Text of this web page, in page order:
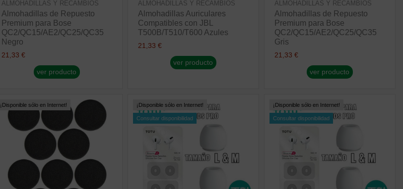
ALMOHADILLAS Y RECAMBIOS
Almohadillas de Repuesto
Premium para Bose
QC2/QC15/AE2/QC25/QC35
Negro
21,33 €
ver producto
ALMOHADILLAS Y RECAMBIOS
Almohadillas Auriculares
Compatibles con JBL
T500B/T510/T600 Azules
21,33 €
ver producto
ALMOHADILLAS Y RECAMBIOS
Almohadillas de Repuesto
Premium para Bose
QC2/QC15/AE2/QC25/QC35
Gris
21,33 €
ver producto
¡Disponible sólo en Internet! ¡Disponible sólo en Internet!
Consultar disponibilidad
¡Disponible sólo en Internet!
Consultar disponibilidad